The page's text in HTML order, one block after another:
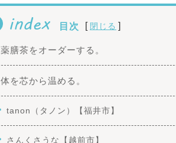
index 目次 [ 閉じる ]
薬膳茶をオーダーする。
体を芯から温める。
tanon（タノン）【福井市】
さんくさうな【越前市】